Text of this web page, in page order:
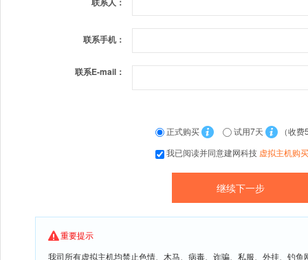
联系手机：
联系E-mail：
正式购买 试用7天
（收费
我已阅读并同意建网科技 虚拟主机购
重要提示
我司所有虚拟主机均禁止色情、木马、病毒、诈骗、私服、外挂、钓